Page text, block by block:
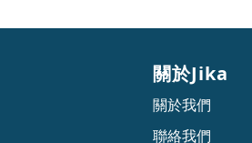
關於Jika
關於我們
聯絡我們